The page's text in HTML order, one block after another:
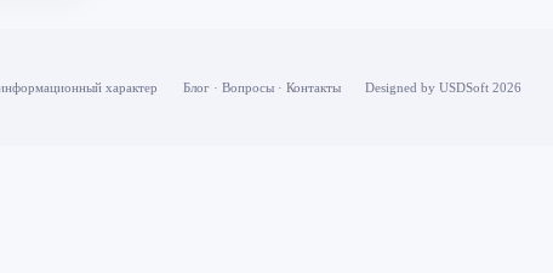
характер Блог· Вопросы· Контакты Designed by USDSoft 2026